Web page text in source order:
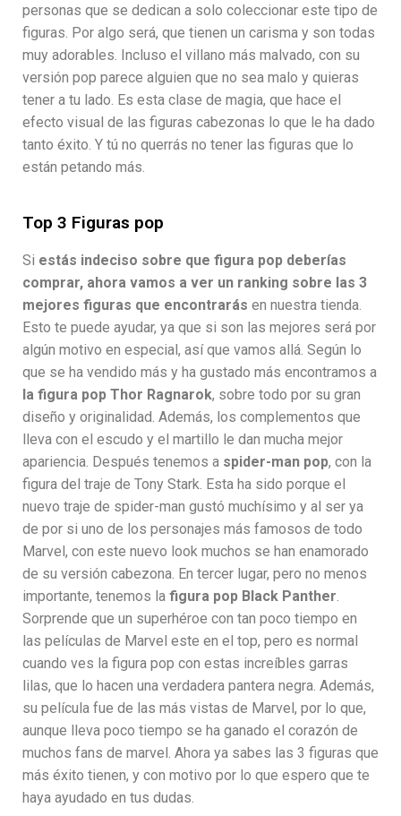
personas que se dedican a solo coleccionar este tipo de
figuras. Por algo será, que tienen un carisma y son todas
muy adorables. Incluso el villano más malvado, con su
versión pop parece alguien que no sea malo y quieras
tener a tu lado. Es esta clase de magia, que hace el
efecto visual de las figuras cabezonas lo que le ha dado
tanto éxito. Y tú no querrás no tener las figuras que lo
están petando más.
Top 3 Figuras pop
Si estás indeciso sobre que figura pop deberías
comprar, ahora vamos a ver un ranking sobre las 3
mejores figuras que encontrarás en nuestra tienda.
Esto te puede ayudar, ya que si son las mejores será por
algún motivo en especial, así que vamos allá. Según lo
que se ha vendido más y ha gustado más encontramos a
la figura pop Thor Ragnarok, sobre todo por su gran
diseño y originalidad. Además, los complementos que
lleva con el escudo y el martillo le dan mucha mejor
apariencia. Después tenemos a spider-man pop, con la
figura del traje de Tony Stark. Esta ha sido porque el
nuevo traje de spider-man gustó muchísimo y al ser ya
de por si uno de los personajes más famosos de todo
Marvel, con este nuevo look muchos se han enamorado
de su versión cabezona. En tercer lugar, pero no menos
importante, tenemos la figura pop Black Panther.
Sorprende que un superhéroe con tan poco tiempo en
las películas de Marvel este en el top, pero es normal
cuando ves la figura pop con estas increíbles garras
lilas, que lo hacen una verdadera pantera negra. Además,
su película fue de las más vistas de Marvel, por lo que,
aunque lleva poco tiempo se ha ganado el corazón de
muchos fans de marvel. Ahora ya sabes las 3 figuras que
más éxito tienen, y con motivo por lo que espero que te
haya ayudado en tus dudas.